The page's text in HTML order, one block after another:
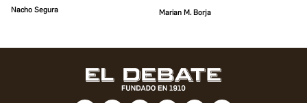
Nacho Segura Marian M. Borja